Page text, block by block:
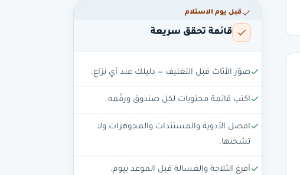
قبل يوم الاستلام
قائمة تحقق سريعة
صوّر الأثاث قبل التغليف — دليلك عند أي نزاع.
اكتب قائمة محتويات لكل صندوق ورقّمه.
افصل الأدوية والمستندات والمجوهرات ولا
تشحنها.
أفرغ الثلاجة والغسالة قبل الموعد بيوم.